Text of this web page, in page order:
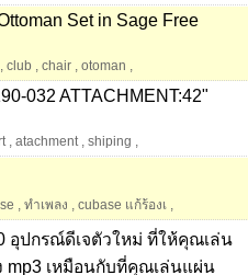
Set in Sage Free
, club , chair , otoman ,
032 ATTACHMENT:42"
, atachment, shiping ,
, ทำเพลง , cubase แก้ร้องเ ,
อุปกรณ์ดีเจตัวใหม่ ที่ให้คุณเล่น
mp3 เหมือนกับที่คุณเล่นแผ่น